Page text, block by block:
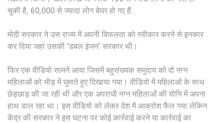
चुकी है, 60,000 से ज्यादा लोग बेघर हो गए हैं.
मोदी सरकार ने उस राज्य में अपनी विफलता को स्वीकार करने से इनकार
कर दिया जहां उसकी ‘डबल इंजन’ सरकार थी।
फिर एक वीडियो सामने आया जिसमें बहुसंख्यक समुदाय को दो नग्न
महिलाओं को भीड़ में घुमाते हुए दिखाया गया। वीडियो में महिलाओं के साथ
छेड़छाड़ की जा रही थी और एक अपराधी नग्न महिलाओं की योनि में अपना
हाथ डाल रहा था। इस वीडियो को लेकर देश में आक्रोश फैल गया लेकिन
केंद्र की सरकार ने इस घटना पर कोई कार्रवाई करने या कार्रवाई का